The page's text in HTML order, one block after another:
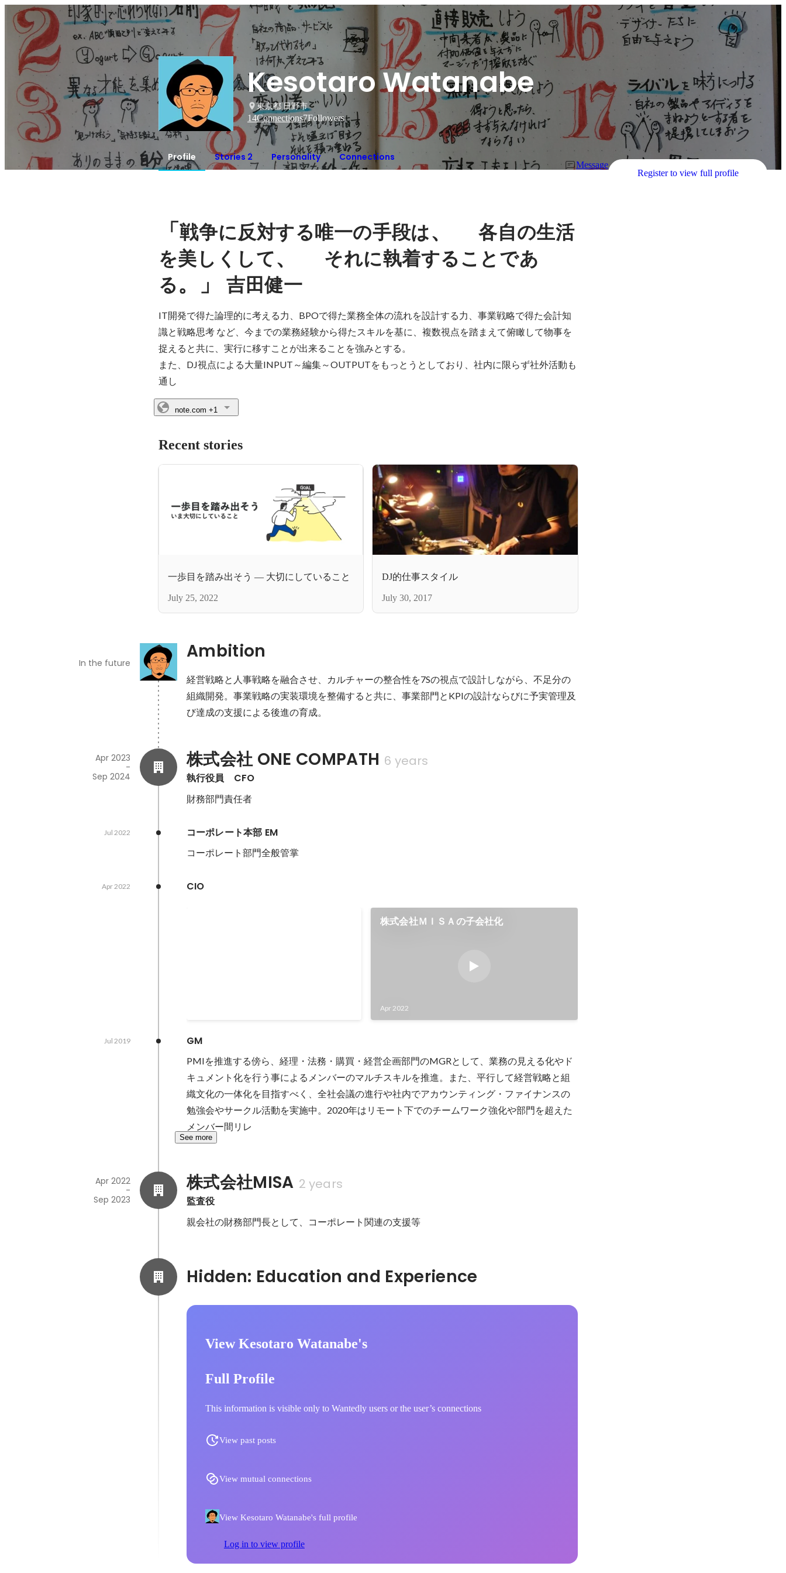
Kesotaro Watanabe
東京都 日野市
14Connections7Followers
Profile Stories 2 Personality Connections
Message
Register to view full profile
「戦争に反対する唯一の手段は、 各自の生活
を美しくして、
それに執着することであ
る。」 吉田健一
IT開発で得た論理的に考える力、BPOで得た業務全体の流れを設計する力、事業戦略で得た会計知
識と戦略思考 など、今までの業務経験から得たスキルを基に、複数視点を踏まえて俯瞰して物事を
捉えると共に、実行に移すことが出来ることを強みとする。
また、DJ視点による大量INPUT～編集～OUTPUTをもっとうとしており、社内に限らず社外活動も
通し
note.com +1
Recent stories
一歩目を踏み出そう ― 大切にしていること
July 25, 2022
DJ的仕事スタイル
July 30, 2017
Ambition
In the future
経営戦略と人事戦略を融合させ、カルチャーの整合性を7Sの視点で設計しながら、不足分の
組織開発。事業戦略の実装環境を整備すると共に、事業部門とKPIの設計ならびに予実管理及
び達成の支援による後進の育成。
株式会社 ONE COMPATH 6 years
執行役員　CFO
Apr 2023
-
Sep 2024
財務部門責任者
コーポレート本部 EM
Jul 2022
コーポレート部門全般管掌
CIO
Apr 2022
つなげていきたいと考えています。
株式会社ＭＩＳＡの子会社化
Apr 2022
GM
Jul 2019
PMIを推進する傍ら、経理・法務・購買・経営企画部門のMGRとして、業務の見える化やド
キュメント化を行う事によるメンバーのマルチスキルを推進。また、平行して経営戦略と組
織文化の一体化を目指すべく、全社会議の進行や社内でアカウンティング・ファイナンスの
勉強会やサークル活動を実施中。2020年はリモート下でのチームワーク強化や部門を超えた
メンバー間リレ
See more
株式会社MISA 2 years
監査役
Apr 2022
-
Sep 2023
親会社の財務部門長として、コーポレート関連の支援等
View Kesotaro Watanabe's
Full Profile
This information is visible only to Wantedly users or the user’s connections
View past posts
View mutual connections
View Kesotaro Watanabe's full profile
Log in to view profile